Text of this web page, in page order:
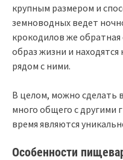
крупным размером и
земноводных ведет
крокодилов же
образ жизни и
рядом с ними.
В целом, можно сделать
много общего с другими
время являются
Особенности